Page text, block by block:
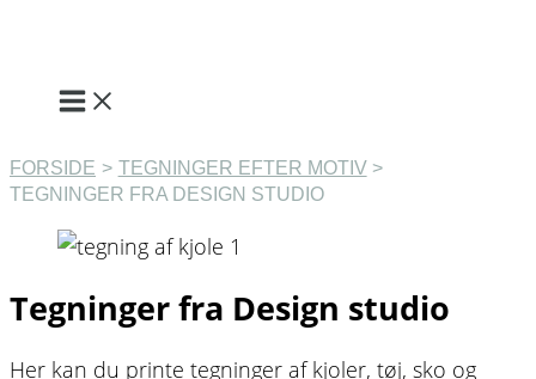
indholdet
FORSIDE
TEGNINGER EFTER MOTIV
TEGNINGER FRA DESIGN STUDIO
Tegninger fra Design studio
Her kan du printe tegninger af kjoler, tøj, sko og